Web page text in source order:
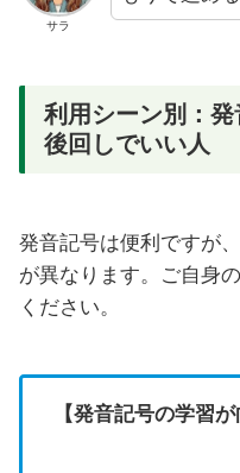
サラ
利用シーン別：発
後回しでいい人
発音記号は便利ですが
が異なります。ご自身
ください。
【発音記号の学習が